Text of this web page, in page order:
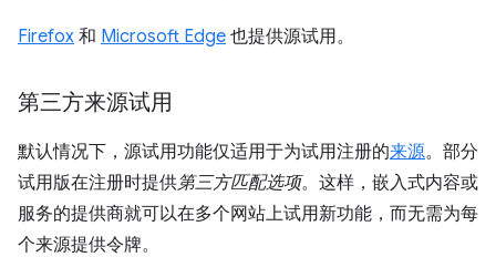
Firefox 和 Microsoft Edge 也提供源试用。
第三方来源试用
默认情况下，源试用功能仅适用于为试用注册的来源。部分
试用版在注册时提供第三方匹配选项。这样，嵌入式内容或
服务的提供商就可以在多个网站上试用新功能，而无需为每
个来源提供令牌。